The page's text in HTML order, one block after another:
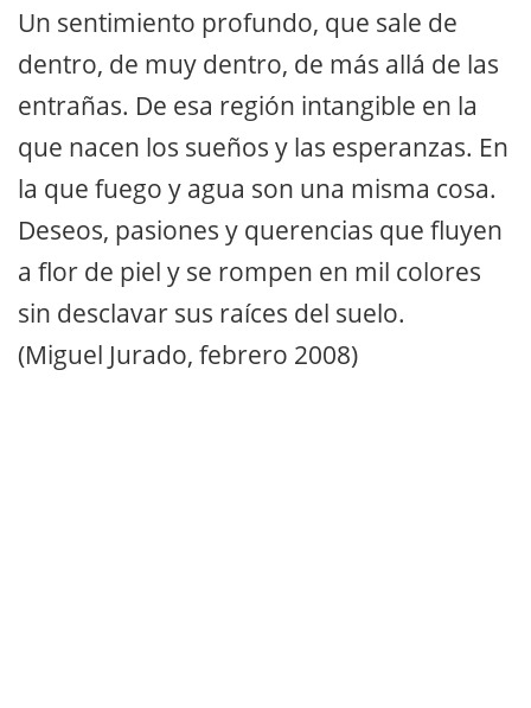
Un sentimiento profundo, que sale de
dentro, de muy dentro, de más allá de las
entrañas. De esa región intangible en la
que nacen los sueños y las esperanzas. En
la que fuego y agua son una misma cosa.
Deseos, pasiones y querencias que fluyen
a flor de piel y se rompen en mil colores
sin desclavar sus raíces del suelo.
(Miguel Jurado, febrero 2008)